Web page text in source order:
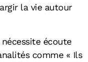
la vie autour
écoute
comme « Ils